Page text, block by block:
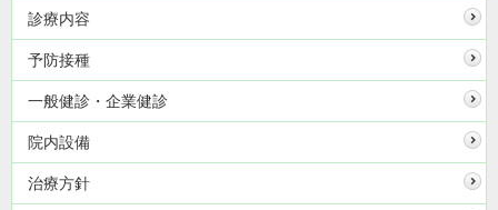
診療内容
予防接種
一般健診・企業健診
院内設備
治療方針